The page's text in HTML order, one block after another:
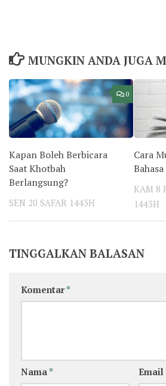
MUNGKIN ANDA JUGA
0
Kapan Boleh Berbicara
Saat Khotbah
Berlangsung?
SEN 20 SAFAR 1443H
Cara
KAM 8
1443H
TINGGALKAN BALASAN
Komentar*
Nama * Email